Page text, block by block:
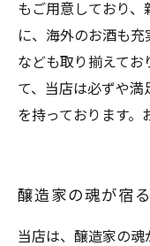
もご用意しており、
に、海外のお酒も
なども取り揃えてお
て、当店は必ずや
を持っております。
醸造家の魂が宿る
当店は、醸造家の